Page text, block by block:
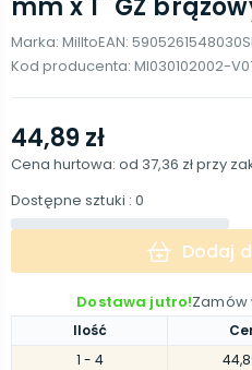
mm x 1'' GZ
Marka: MilltoEAN: 5905261548030
Kod producenta: MI030102002-
Ilość
1 - 4
44,89 zł
Cena hurtowa: od 37,36 złprzy
Dostępne sztuki : 0
Dodaj
Dostawa jutro!Zamów